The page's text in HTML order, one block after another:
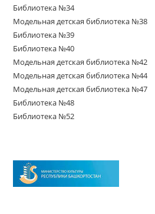
Библиотека №34
Модельная детская библиотека №38
Библиотека №39
Библиотека №40
Модельная детская библиотека №42
Модельная детская библиотека №44
Модельная детская библиотека №47
Библиотека №48
Библиотека №52